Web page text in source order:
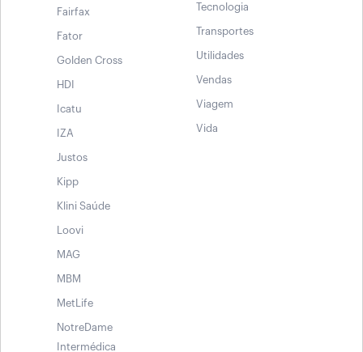
Fairfax
Fator
Golden Cross
HDI
Icatu
IZA
Justos
Kipp
Klini Saúde
Loovi
MAG
MBM
MetLife
NotreDame
Intermédica
Tecnologia
Transportes
Utilidades
Vendas
Viagem
Vida